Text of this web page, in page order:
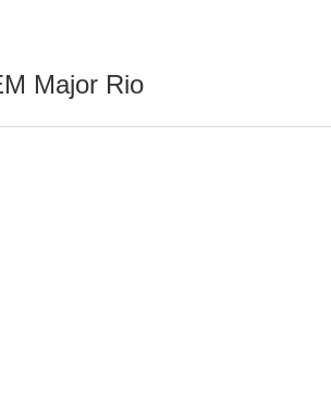
Major Rio